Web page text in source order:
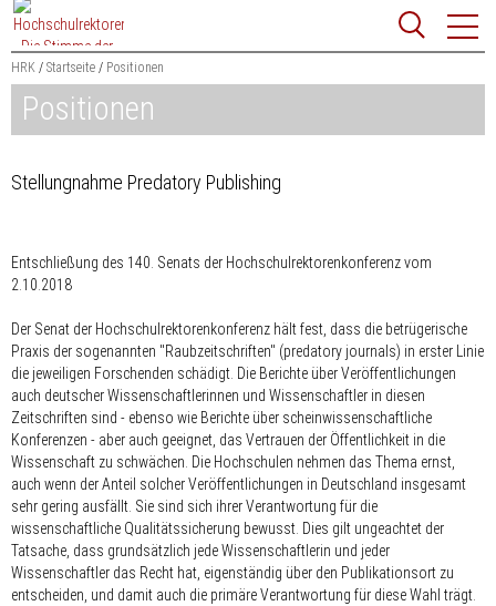
Zum
Content
springen
Suchbegriff
Suchen
HRK Startseite Positionen
Positionen
Stellungnahme Predatory Publishing
Entschließung des 140. Senats der Hochschulrektorenkonferenz vom
2.10.2018
Der Senat der Hochschulrektorenkonferenz hält fest, dass die betrügerische
Praxis der sogenannten "Raubzeitschriften" (predatory journals) in erster Linie
die jeweiligen Forschenden schädigt. Die Berichte über Veröffentlichungen
auch deutscher Wissenschaftlerinnen und Wissenschaftler in diesen
Zeitschriften sind - ebenso wie Berichte über scheinwissenschaftliche
Konferenzen - aber auch geeignet, das Vertrauen der Öffentlichkeit in die
Wissenschaft zu schwächen. Die Hochschulen nehmen das Thema ernst,
auch wenn der Anteil solcher Veröffentlichungen in Deutschland insgesamt
sehr gering ausfällt. Sie sind sich ihrer Verantwortung für die
wissenschaftliche Qualitätssicherung bewusst. Dies gilt ungeachtet der
Tatsache, dass grundsätzlich jede Wissenschaftlerin und jeder
Wissenschaftler das Recht hat, eigenständig über den Publikationsort zu
entscheiden, und damit auch die primäre Verantwortung für diese Wahl trägt.